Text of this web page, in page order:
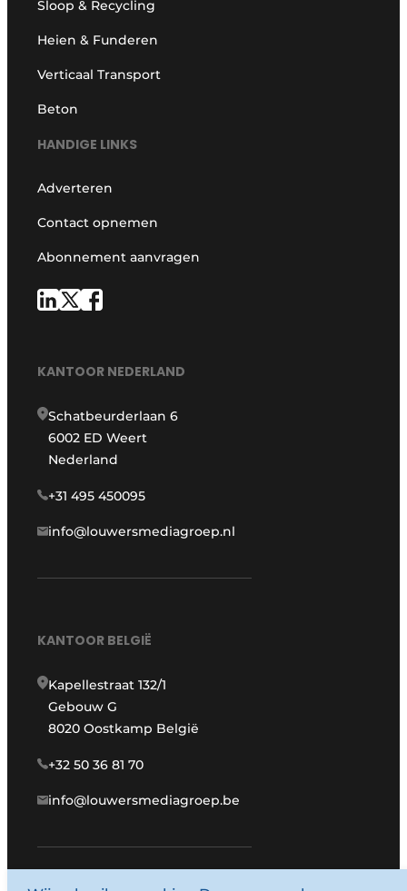
Sloop & Recycling
Heien & Funderen
Verticaal Transport
Beton
HANDIGE LINKS
Adverteren
Contact opnemen
Abonnement aanvragen
KANTOOR NEDERLAND
Schatbeurderlaan 6
6002 ED Weert
Nederland
+31 495 450095
info@louwersmediagroep.nl
KANTOOR BELGIË
Kapellestraat 132/1
Gebouw G
8020 Oostkamp België
+32 50 36 81 70
info@louwersmediagroep.be